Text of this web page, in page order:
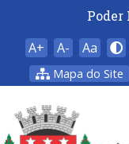
A+ A- Aa
Mapa do Site